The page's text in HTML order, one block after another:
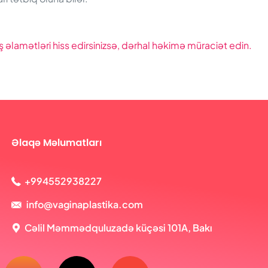
hiss edirsinizsə, dərhal həkimə müraciət edin.
Əlaqə Məlumatları
+994552938227
info@vaginaplastika.com
Cəlil Məmmədquluzadə küçəsi 101A, Bakı